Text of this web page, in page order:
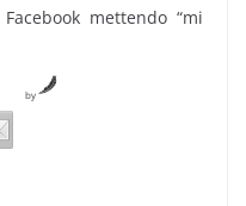
mettendo “mi
by